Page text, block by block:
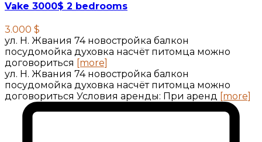
Vake 3000$ 2 bedrooms
3.000 $
ул. Н. Жвания 74 новостройка балкон
посудомойка духовка насчёт питомца можно
договориться
[more]
ул. Н. Жвания 74 новостройка балкон
посудомойка духовка насчёт питомца можно
договориться Условия аренды: При аренд [more]